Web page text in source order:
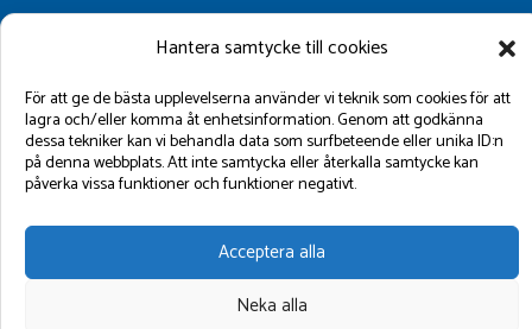
Hantera samtycke till cookies
För att ge de bästa upplevelserna använder vi teknik som cookies för att
lagra och/eller komma åt enhetsinformation. Genom att godkänna
dessa tekniker kan vi behandla data som surfbeteende eller unika ID:n
på denna webbplats. Att inte samtycka eller återkalla samtycke kan
påverka vissa funktioner och funktioner negativt.
Acceptera alla
Neka alla
Följ oss på:
©2026 GBM Marin AB.